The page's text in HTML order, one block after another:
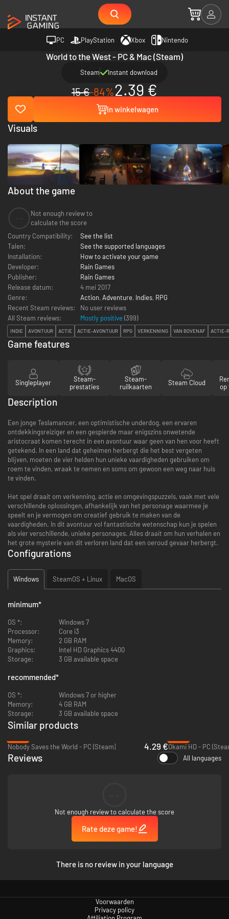
PC PlayStation Xbox Nintendo
World to the West - PC & Mac (Steam)
Steam Instant download
15 €-84%2.39 €
In winkelwagen
About the game
Not enough review to
calculate the score
Country Compatibility:
See the list
Talen:
See the supported languages
Installation:
How to activate your game
Developer:
Rain Games
Publisher:
Rain Games
Release datum:
4 mei 2017
Genre:
Action, Adventure, Indies, RPG
Recent Steam reviews:
No user reviews
All Steam reviews:
Mostly positive (399)
INDIE AVONTUUR ACTIE ACTIE-AVONTUUR RPG VERKENNING VAN BOVENAF ACTIE-
Visuals
Game features
Singleplayer
Steam-
prestaties
Steam-
ruilkaarten
Steam Cloud
op
Description
Een jonge Teslamancer, een optimistische underdog, een ervaren
ontdekkingsreiziger en een gespierde maar enigszins onwetende
aristocraat komen terecht in een avontuur waar geen van hen voor heeft
getekend. In een land dat geheimen herbergt die het best vergeten
blijven, moeten de vier helden hun unieke vaardigheden gebruiken om
roem te vinden, wraak te nemen en soms om gewoon een weg naar huis
te vinden.
Het spel draait om verkenning, actie en omgevingspuzzels, vaak met vele
verschillende oplossingen, afhankelijk van het personage waarmee je
speelt en je vermogen om creatief gebruik te maken van de
vaardigheden. In dit avontuur vol fantastische wetenschap kun je spelen
als vier verschillende, unieke personages. Alles draait om hun verhalen en
het grote mysterie van dit verloren land dat een oeroud gevaar herbergt.
Configurations
Windows SteamOS + Linux MacOS
minimum*
OS *:
Windows 7
Processor:
Core i3
Memory:
2 GB RAM
Graphics:
Intel HD Graphics 4400
Storage:
3 GB available space
recommended*
OS *:
Windows 7 or higher
Memory:
4 GB RAM
Storage:
3 GB available space
Similar products
Nobody Saves the World - PC (Steam)
4.29 €Okami HD - PC
Reviews All languages
Not enough review to calculate the score
Rate deze game!
There is no review in your language
Voorwaarden
Privacy policy